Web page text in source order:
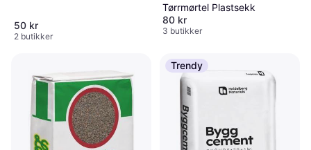
50 kr
2 butikker
Tørrmørtel Plastsekk
80 kr
3 butikker
Trendy